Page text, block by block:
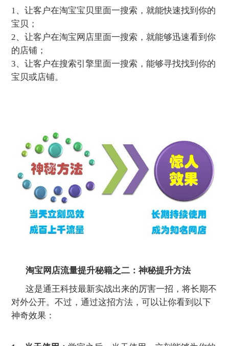
1、让客户在淘宝宝贝里面一搜索，就能快速找到你的
宝贝；
2、让客户在淘宝网店里面一搜索，就能够迅速看到你
的店铺；
3、让客户在搜索引擎里面一搜索，能够寻找找到你的
宝贝或店铺。
淘宝网店流量提升秘籍之二：神秘提升方法
这是通王科技最新实战出来的厉害一招，将长期不
对外公开。不过，通过这招方法，可以让你看到以下
神奇效果：